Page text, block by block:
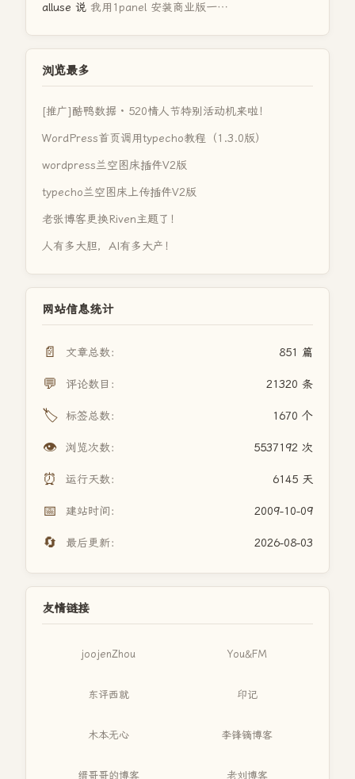
alluse 说 我用1panel 安装商业版一…
浏览最多
[推广]酷鸭数据 · 520情人节特别活动机来啦！
WordPress首页调用typecho教程（1.3.0版）
wordpress兰空图床插件V2版
typecho兰空图床上传插件V2版
老张博客更换Riven主题了！
人有多大胆，AI有多大产！
网站信息统计
📄 文章总数： 851 篇
💬 评论数目： 21320 条
🏷️ 标签总数： 1670 个
👁️ 浏览次数： 5537192 次
⏰ 运行天数： 6145 天
📅 建站时间： 2009-10-09
🔄 最后更新： 2026-08-03
友情链接
joojenZhou You&FM
东评西就 印记
木本无心 李锋镝博客
缙哥哥的博客 老刘博客